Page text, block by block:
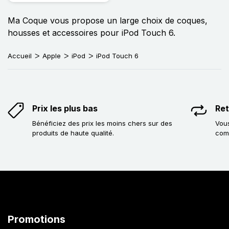
Ma Coque vous propose un large choix de coques,
housses et accessoires pour iPod Touch 6.
Accueil Apple iPod iPod Touch 6
Prix les plus bas
Bénéficiez des prix les moins chers sur des
produits de haute qualité.
Promotions